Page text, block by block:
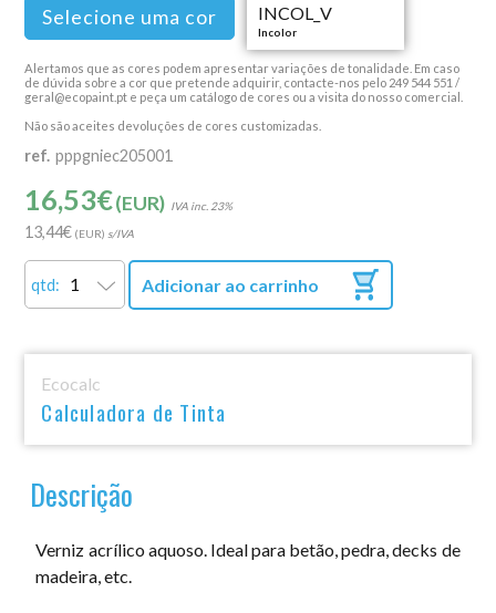
Selecione uma cor INCOL_V
Incolor
Alertamos que as cores podem apresentar variações de tonalidade. Em caso
de dúvida sobre a cor que pretende adquirir, contacte-nos pelo 249 544 551 /
geral@ecopaint.pt e peça um catálogo de cores ou a visita do nosso comercial.
Não são aceites devoluções de cores customizadas.
ref. pppgniec205001
16,53€(EUR) 23%
13,44€ (EUR)
qtd: Adicionar ao carrinho
Ecocalc
Calculadora de Tinta
Descrição
Verniz acrílico aquoso. Ideal para betão, pedra, decks de
madeira, etc.